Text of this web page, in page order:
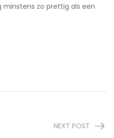
zo prettig als een
NEXT POST